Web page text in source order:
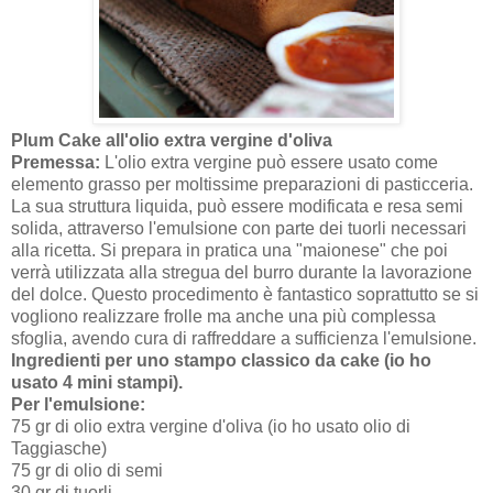
Plum Cake all'olio extra vergine d'oliva
Premessa: L'olio extra vergine può essere usato come
elemento grasso per moltissime preparazioni di pasticceria.
La sua struttura liquida, può essere modificata e resa semi
solida, attraverso l'emulsione con parte dei tuorli necessari
alla ricetta. Si prepara in pratica una "maionese" che poi
verrà utilizzata alla stregua del burro durante la lavorazione
del dolce. Questo procedimento è fantastico soprattutto se si
vogliono realizzare frolle ma anche una più complessa
sfoglia, avendo cura di raffreddare a sufficienza l'emulsione.
Ingredienti per uno stampo classico da cake (io ho
usato 4 mini stampi).
Per l'emulsione:
75 gr di olio extra vergine d'oliva (io ho usato olio di
Taggiasche)
75 gr di olio di semi